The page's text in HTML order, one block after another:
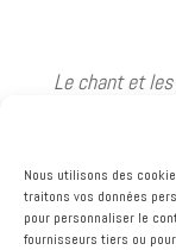
Nous utilisons des
traitons vos données
pour personnaliser le
fournisseurs tiers ou
Le chant et
notre coeur.
mise en jeu
que cela unifie
C’est un vrai